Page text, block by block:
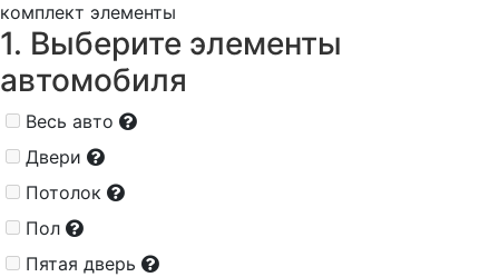
комплект элементы
1. Выберите элементы
автомобиля
Весь авто
Двери
Потолок
Пол
Пятая дверь